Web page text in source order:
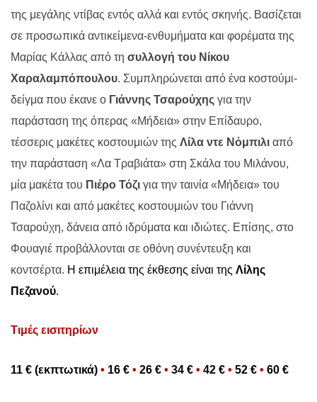
της μεγάλης ντίβας εντός αλλά και εντός σκηνής. Βασίζεται
σε προσωπικά αντικείμενα-ενθυμήματα και φορέματα της
Μαρίας Κάλλας από τη συλλογή του Νίκου
Χαραλαμπόπουλου. Συμπληρώνεται από ένα κοστούμι-
δείγμα που έκανε ο Γιάννης Τσαρούχης για την
παράσταση της όπερας «Μήδεια» στην Επίδαυρο,
τέσσερις μακέτες κοστουμιών της Λίλα ντε Νόμπιλι από
την παράσταση «Λα Τραβιάτα» στη Σκάλα του Μιλάνου,
μία μακέτα του Πιέρο Τόζι για την ταινία «Μήδεια» του
Παζολίνι και από μακέτες κοστουμιών του Γιάννη
Τσαρούχη, δάνεια από ιδρύματα και ιδιώτες. Επίσης, στο
Φουαγιέ προβάλλονται σε οθόνη συνέντευξη και
κοντσέρτα. Η επιμέλεια της έκθεσης είναι της Λίλης
Πεζανού.
Τιμές εισιτηρίων
11 € (εκπτωτικά) • 16 € • 26 € • 34 € • 42 € • 52 € • 60 €